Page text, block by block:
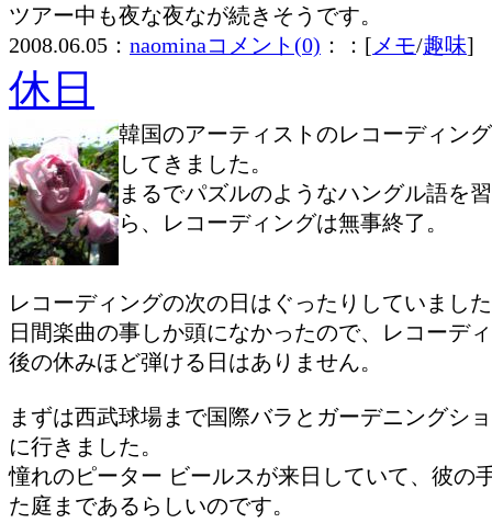
ツアー中も夜な夜なが続きそうです。
2008.06.05： naominaコメント(0) ：：[メモ/趣味]
休日
韓国のアーティストのレコーディン
してきました。
まるでパズルのようなハングル語を
ら、レコーディングは無事終了。
レコーディングの次の日はぐったりしていまし
日間楽曲の事しか頭になかったので、レコーデ
後の休みほど弾ける日はありません。
まずは西武球場まで国際バラとガーデニングシ
に行きました。
憧れのピーター ビールスが来日していて、彼の
た庭まであるらしいのです。